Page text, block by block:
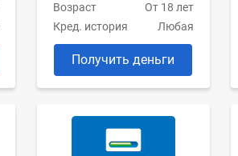
Возраст
От 18 лет
Кред. история
Любая
Получить деньги